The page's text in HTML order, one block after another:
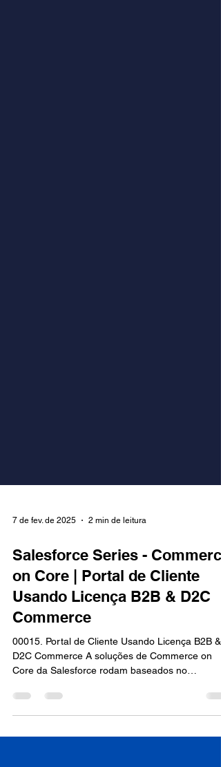
7 de fev. de 2025 2 min de leitura
Salesforce Series - Commerce
on Core | Portal de Cliente
Usando Licença B2B & D2C
Commerce
00015. Portal de Cliente Usando Licença B2B &
Experience...